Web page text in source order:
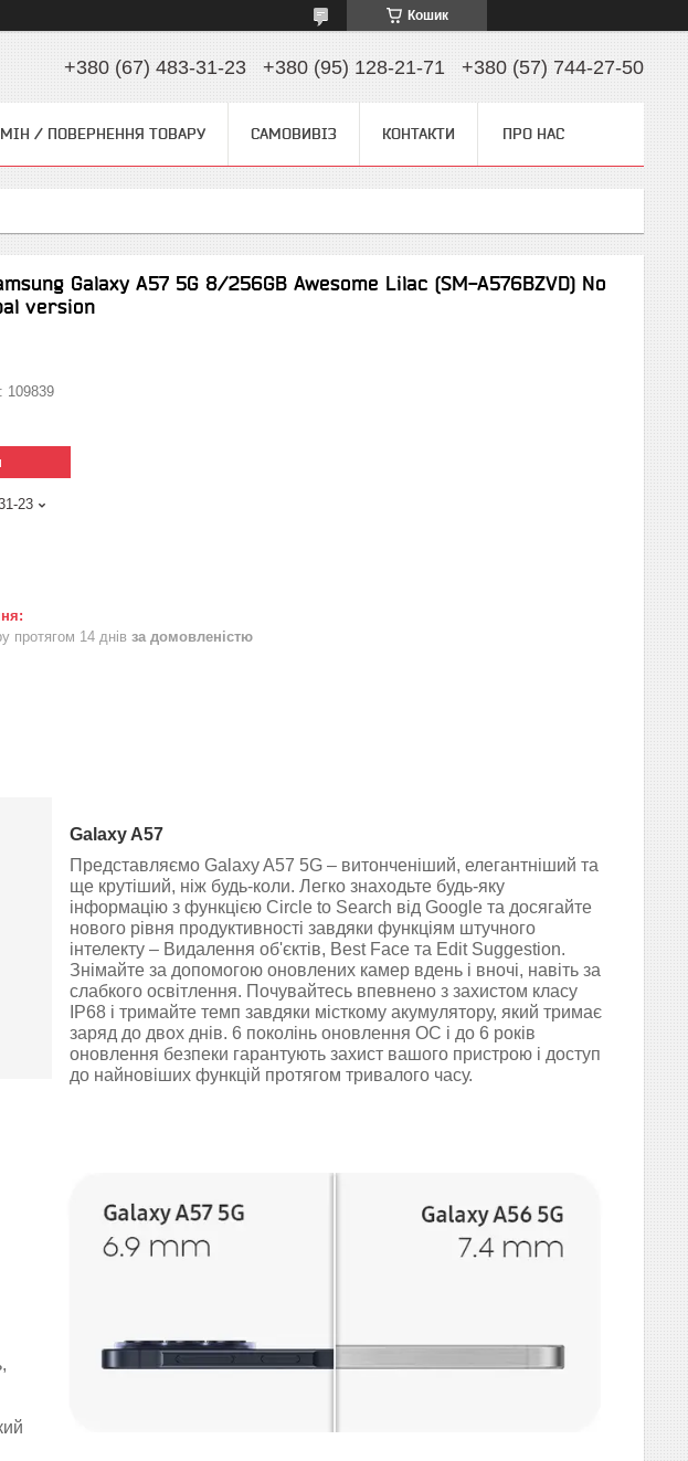
Кошик
+380 (67) 483-31-23 +380 (95) 128-21-71 +380 (57) 744-27-50
/ ПОВЕРНЕННЯ ТОВАРУ САМОВИВІЗ КОНТАКТИ ПРО НАС
Galaxy A57 5G 8/256GB Awesome Lilac (SM-A576BZVD) No
version
109839
23
протягом 14 днів за домовленістю
Galaxy A57
Представляємо Galaxy A57 5G – витонченіший, елегантніший та
ще крутіший, ніж будь-коли. Легко знаходьте будь-яку
інформацію з функцією Circle to Search від Google та досягайте
нового рівня продуктивності завдяки функціям штучного
інтелекту – Видалення об'єктів, Best Face та Edit Suggestion.
Знімайте за допомогою оновлених камер вдень і вночі, навіть за
слабкого освітлення. Почувайтесь впевнено з захистом класу
IP68 і тримайте темп завдяки місткому акумулятору, який тримає
заряд до двох днів. 6 поколінь оновлення ОС і до 6 років
оновлення безпеки гарантують захист вашого пристрою і доступ
до найновіших функцій протягом тривалого часу.